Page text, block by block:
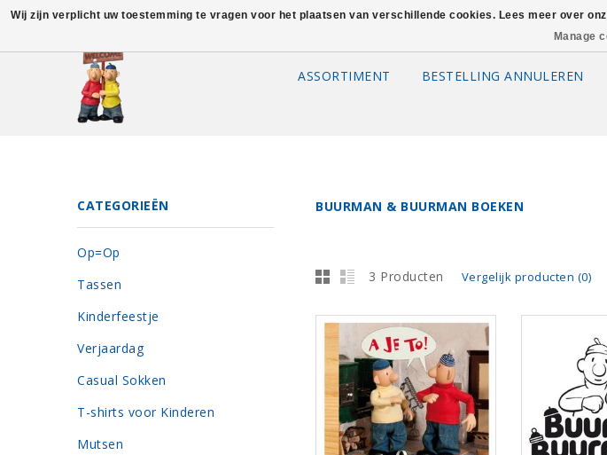
ASSORTIMENT BESTELLING ANNULEREN
BUURMAN & BUURMAN BOEKEN
3 Producten Vergelijk producten (0)
CATEGORIEËN
Op=Op
Tassen
Kinderfeestje
Verjaardag
Casual Sokken
T-shirts voor Kinderen
Mutsen
Wij zijn verplicht uw toestemming te vragen voor het plaatsen van verschillende cookies. Lees meer over
Manage